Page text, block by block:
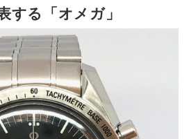
する「オメガ」